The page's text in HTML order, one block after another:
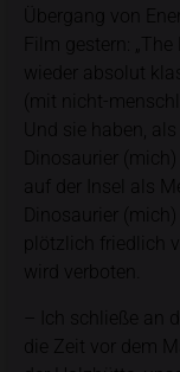
Übergang von
Film gestern:
wieder absolut
(mit nicht-
Und sie haben,
Dinosaurier
auf der Insel als
Dinosaurier
plötzlich friedlich
wird verboten.
– Ich schließe an
die Zeit vor dem